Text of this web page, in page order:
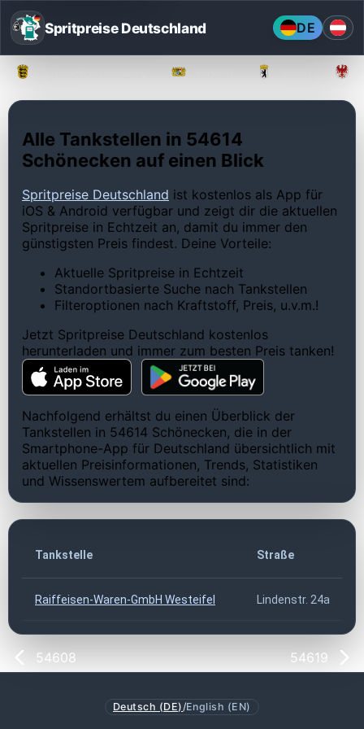
Spritpreise Deutschland DE
Alle Tankstellen in 54614
Schönecken auf einen Blick
Spritpreise Deutschland ist kostenlos als App für
iOS & Android verfügbar und zeigt dir die aktuellen
Spritpreise in Echtzeit an, damit du immer den
günstigsten Preis findest. Deine Vorteile:
Aktuelle Spritpreise in Echtzeit
Standortbasierte Suche nach Tankstellen
Filteroptionen nach Kraftstoff, Preis, u.v.m.!
Jetzt Spritpreise Deutschland kostenlos
herunterladen und immer zum besten Preis tanken!
Nachfolgend erhältst du einen Überblick der
Tankstellen in 54614 Schönecken, die in der
Smartphone-App für Deutschland übersichtlich mit
aktuellen Preisinformationen, Trends, Statistiken
und Wissenswertem aufbereitet sind:
Tankstelle Straße
Raiffeisen-Waren-GmbH Westeifel Lindenstr. 24a
54608 54619
Deutsch (DE) /English (EN)